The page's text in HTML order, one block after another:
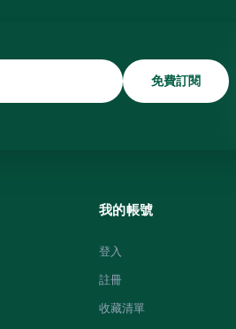
免費訂閱
我的帳號
登入
註冊
收藏清單